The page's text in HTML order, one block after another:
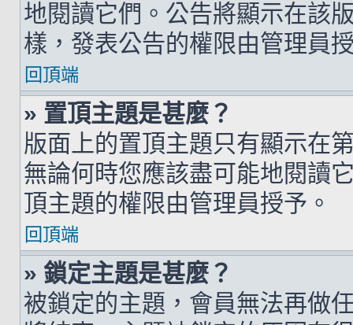
地閱讀它們。公告將顯示在該
樣，發表公告的權限由管理員
回頂端
» 置頂主題是甚麼？
版面上的置頂主題只有顯示在
無論何時您應該盡可能地閱讀
頂主題的權限由管理員授予。
回頂端
» 鎖定主題是甚麼？
被鎖定的主題，會員無法再做